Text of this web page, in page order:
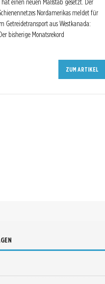
einen neuen Maßstab gesetzt. Der
Nordamerikas meldet für
Getreidetransport aus Westkanada:
bisherige Monatsrekord
ZUM ARTIKEL